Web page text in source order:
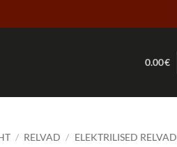
0.00€
/ RELVAD / ELEKTRILISED RELVAD